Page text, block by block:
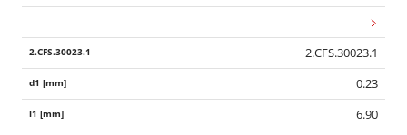
2.CFS.30023.1
0.23
6.90